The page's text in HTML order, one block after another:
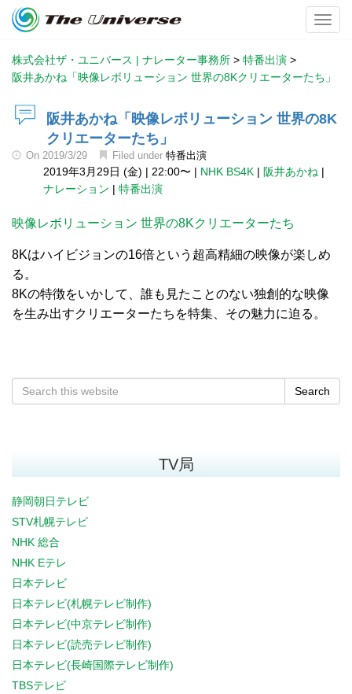
株式会社ザ・ユニバース | ナレーター事務所 > 特番出演 >
阪井あかね「映像レボリューション 世界の8Kクリエーターたち」
阪井あかね「映像レボリューション 世界の8K
クリエーターたち」
On 2019/3/29 Filed under 特番出演
2019年3月29日 (金) | 22:00〜 | NHK BS4K | 阪井あかね |
ナレーション | 特番出演
映像レボリューション 世界の8Kクリエーターたち
8Kはハイビジョンの16倍という超高精細の映像が楽しめ
る。
8Kの特徴をいかして、誰も見たことのない独創的な映像
を生み出すクリエーターたちを特集、その魅力に迫る。
Search
TV局
静岡朝日テレビ
STV札幌テレビ
NHK 総合
NHK Eテレ
日本テレビ
日本テレビ(札幌テレビ制作)
日本テレビ(中京テレビ制作)
日本テレビ(読売テレビ制作)
日本テレビ(長崎国際テレビ制作)
TBSテレビ